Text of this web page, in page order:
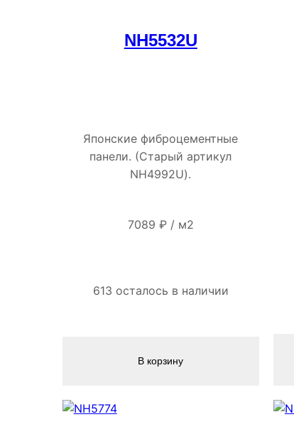
NH5532U
Японские фиброцементные
панели. (Старый артикул
NH4992U).
7089 ₽/ м2
613 осталось в наличии
В корзину